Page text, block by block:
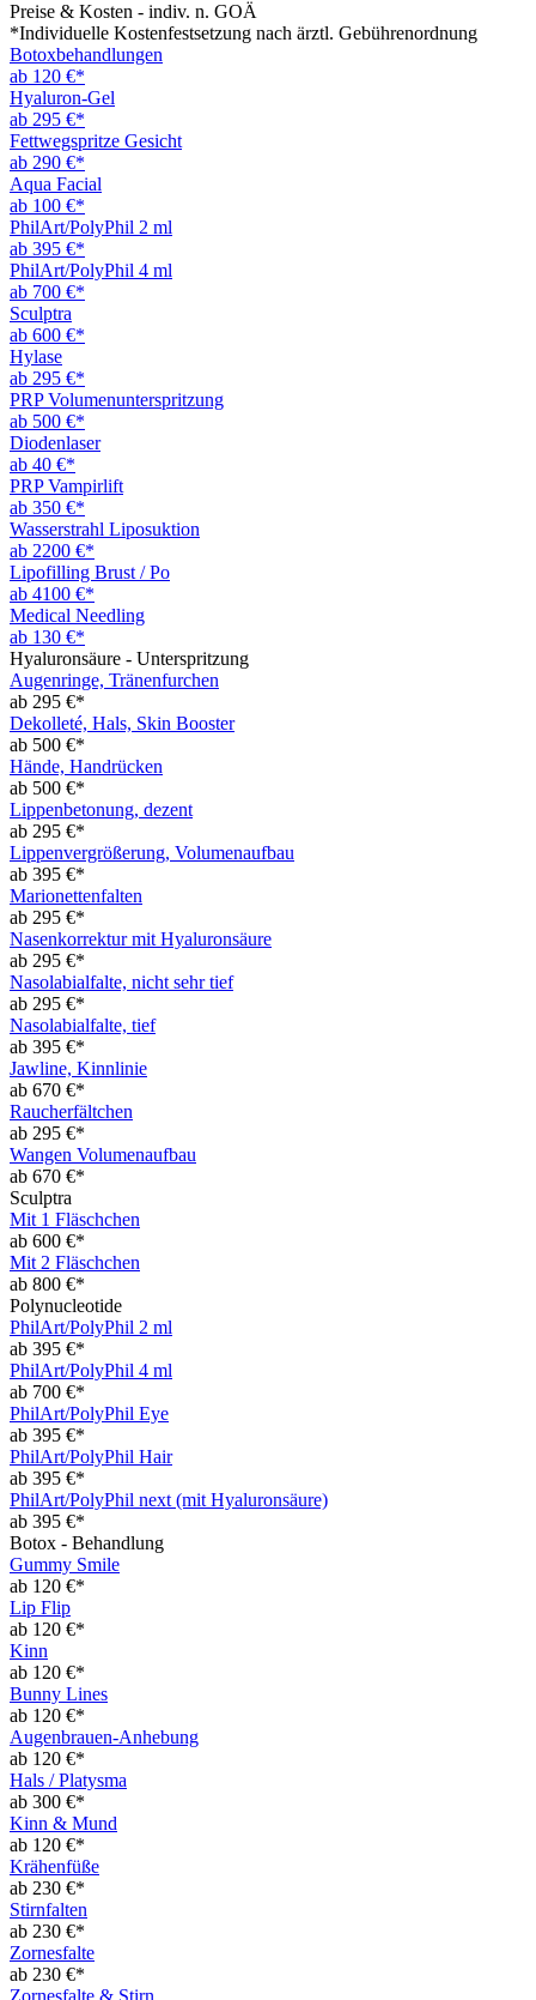
Preise & Kosten - indiv. n. GOÄ
*Individuelle Kostenfestsetzung nach ärztl. Gebührenordnung
Botoxbehandlungen
ab 120 €*
Hyaluron-Gel
ab 295 €*
Fettwegspritze Gesicht
ab 290 €*
Aqua Facial
ab 100 €*
PhilArt/PolyPhil 2 ml
ab 395 €*
PhilArt/PolyPhil 4 ml
ab 700 €*
Sculptra
ab 600 €*
Hylase
ab 295 €*
PRP Volumenunterspritzung
ab 500 €*
Diodenlaser
ab 40 €*
PRP Vampirlift
ab 350 €*
Wasserstrahl Liposuktion
ab 2200 €*
Lipofilling Brust / Po
ab 4100 €*
Medical Needling
ab 130 €*
Hyaluronsäure - Unterspritzung
Augenringe, Tränenfurchen
ab 295 €*
Dekolleté, Hals, Skin Booster
ab 500 €*
Hände, Handrücken
ab 500 €*
Lippenbetonung, dezent
ab 295 €*
Lippenvergrößerung, Volumenaufbau
ab 395 €*
Marionettenfalten
ab 295 €*
Nasenkorrektur mit Hyaluronsäure
ab 295 €*
Nasolabialfalte, nicht sehr tief
ab 295 €*
Nasolabialfalte, tief
ab 395 €*
Jawline, Kinnlinie
ab 670 €*
Raucherfältchen
ab 295 €*
Wangen Volumenaufbau
ab 670 €*
Sculptra
Mit 1 Fläschchen
ab 600 €*
Mit 2 Fläschchen
ab 800 €*
Polynucleotide
PhilArt/PolyPhil 2 ml
ab 395 €*
PhilArt/PolyPhil 4 ml
ab 700 €*
PhilArt/PolyPhil Eye
ab 395 €*
PhilArt/PolyPhil Hair
ab 395 €*
PhilArt/PolyPhil next (mit Hyaluronsäure)
ab 395 €*
Botox - Behandlung
Gummy Smile
ab 120 €*
Lip Flip
ab 120 €*
Kinn
ab 120 €*
Bunny Lines
ab 120 €*
Augenbrauen-Anhebung
ab 120 €*
Hals / Platysma
ab 300 €*
Kinn & Mund
ab 120 €*
Krähenfüße
ab 230 €*
Stirnfalten
ab 230 €*
Zornesfalte
ab 230 €*
Zornesfalte & Stirn